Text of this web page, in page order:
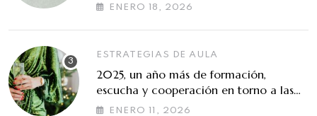
ENERO 18, 2026
ESTRATEGIAS DE AULA
2025, un año más de formación,
escucha y cooperación en torno a las
altas capacidades
ENERO 11, 2026